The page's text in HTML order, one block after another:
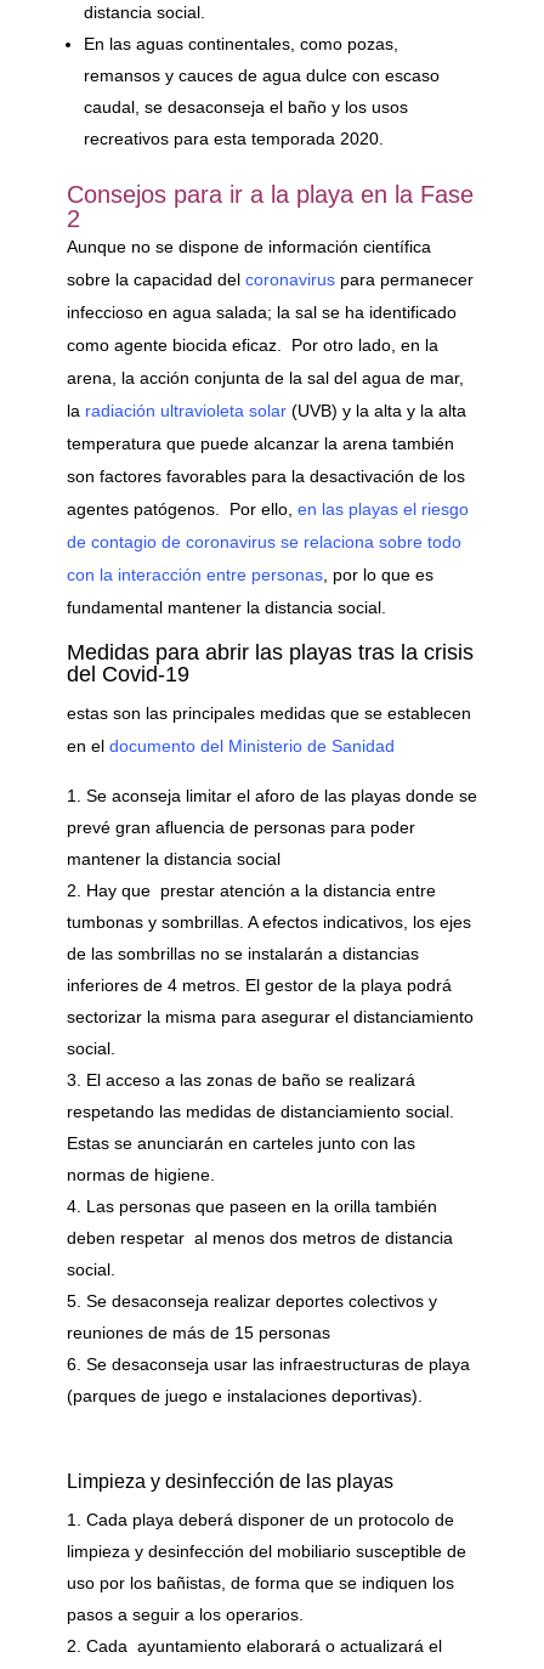
distancia social.
En las aguas continentales, como pozas,
remansos y cauces de agua dulce con escaso
caudal, se desaconseja el baño y los usos
recreativos para esta temporada 2020.
Consejos para ir a la playa en la Fase
2
Aunque no se dispone de información científica
sobre la capacidad delcoronaviruspara permanecer
infeccioso en agua salada; la sal se ha identificado
como agente biocida eficaz. Por otro lado, en la
arena, la acción conjunta de la sal del agua de mar,
la radiación ultravioleta solar(UVB) y la alta y la alta
temperatura que puede alcanzar la arena también
son factores favorables para la desactivación de los
agentes patógenos. Por ello, en las playas el riesgo
de contagio de coronavirus se relaciona sobre todo
con la interacción entre personas, por lo que es
fundamental mantener la distancia social.
Medidas para abrir las playas tras la crisis
del Covid-19
estas son las principales medidas que se establecen
en el documento del Ministerio de Sanidad
Se aconseja limitar el aforo de las playas donde se
prevé gran afluencia de personas para poder
mantener la distancia social
Hay que prestar atención a la distancia entre
tumbonas y sombrillas. A efectos indicativos, los ejes
de las sombrillas no se instalarán a distancias
inferiores de 4 metros. El gestor de la playa podrá
sectorizar la misma para asegurar el distanciamiento
social.
El acceso a las zonas de baño se realizará
respetando las medidas de distanciamiento social.
Estas se anunciarán en carteles junto con las
normas de higiene.
Las personas que paseen en la orilla también
deben respetar al menos dos metros de distancia
social.
Se desaconseja realizar deportes colectivos y
reuniones de más de 15 personas
Se desaconseja usar las infraestructuras de playa
(parques de juego e instalaciones deportivas).
Limpieza y desinfección de las playas
Cada playa deberá disponer de un protocolo de
limpieza y desinfección del mobiliario susceptible de
uso por los bañistas, de forma que se indiquen los
pasos a seguir a los operarios.
Cada ayuntamiento elaborará o actualizará el